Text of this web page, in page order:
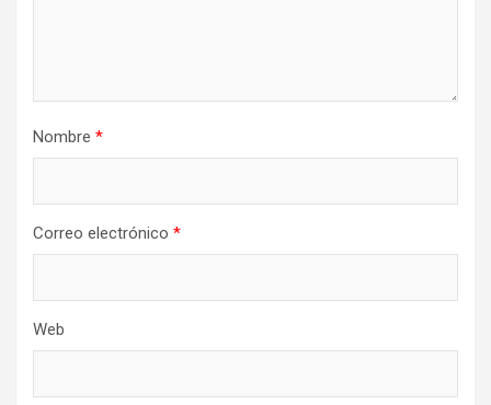
Nombre *
Correo electrónico *
Web